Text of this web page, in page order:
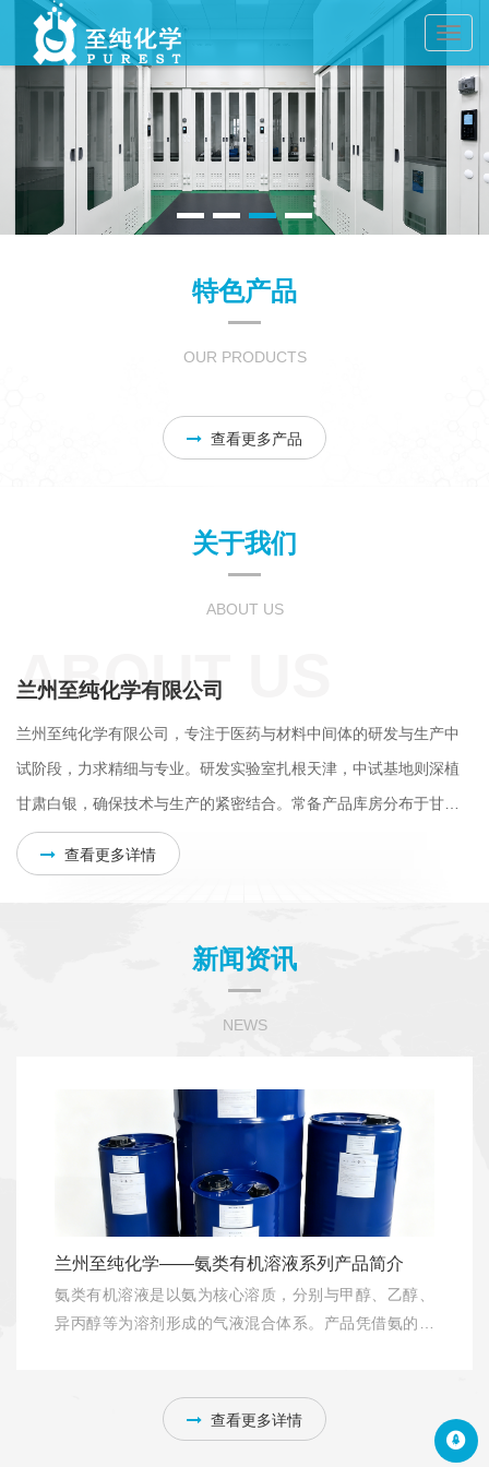
特色产品
OUR PRODUCTS
查看更多产品
关于我们
ABOUT US
ABOUT US
兰州至纯化学有限公司
兰州至纯化学有限公司，专注于医药与材料中间体的研发与生产中
试阶段，力求精细与专业。研发实验室扎根天津，中试基地则深植
甘肃白银，确保技术与生产的紧密结合。常备产品库房分布于甘肃
与湖北，保障供应链的畅通无阻。至纯团队携手国内外众多研发机
构及科研院所，共同推进中试项目，矢志将公司打造为集研发、中
低温等多种反应技术，提供从-90℃到220℃的反应温度，涵盖多种
化学反应类型，能为客户量身定制目标分子的合成路线，并成功进
则，期待与新老客户携手并进，共创辉煌，共同推动行业的繁荣与
进步。同时，我们也为生命健康与环境的和谐共生贡献着自己的力
查看更多详情
新闻资讯
NEWS
兰州至纯化学——氨类有机溶液系列产品简介
氨类有机溶液是以氨为核心溶质，分别与甲醇、乙醇、
异丙醇等为溶剂形成的气液混合体系。产品凭借氨的强
领域。其混合溶液形态相比于气体状态，便于储存和运
全合规性有充分保障。系列产品可支持药企审计。
查看更多详情